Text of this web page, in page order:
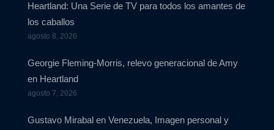
Heartland: Una Serie de TV para todos los amantes de
los caballos
agosto 8, 2026
Georgie Fleming-Morris, relevo generacional de Amy
en Heartland
agosto 7, 2026
Gustavo Mirabal en Venezuela, Imagen personal y